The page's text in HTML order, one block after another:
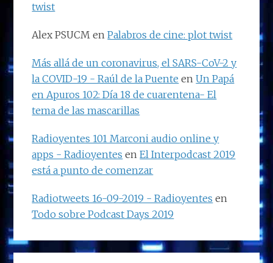
twist
Alex PSUCM enPalabros de cine: plot twist
Más allá de un coronavirus, el SARS-CoV-2 y
la COVID-19 - Raúl de la Puente enUn Papá
en Apuros 102: Día 18 de cuarentena- El
tema de las mascarillas
Radioyentes 101 Marconi audio online y
apps - Radioyentes enEl Interpodcast 2019
está a punto de comenzar
Radiotweets 16-09-2019 - Radioyentes en
Todo sobre Podcast Days 2019